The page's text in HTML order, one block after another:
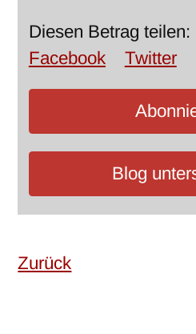
Diesen Betrag teilen:
Facebook
Twitter
Blog
Zurück